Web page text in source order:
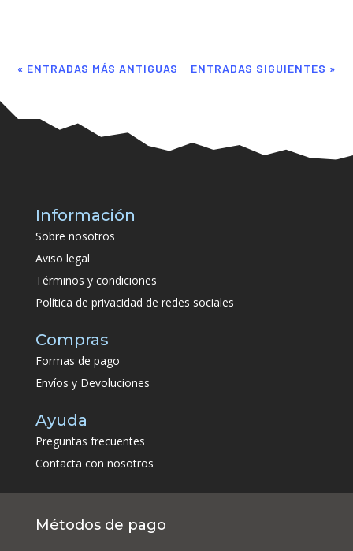
« ENTRADAS MÁS ANTIGUAS ENTRADAS SIGUIENTES »
Información
Sobre nosotros
Aviso legal
Términos y condiciones
Política de privacidad de redes sociales
Compras
Formas de pago
Envíos y Devoluciones
Ayuda
Preguntas frecuentes
Contacta con nosotros
Métodos de pago